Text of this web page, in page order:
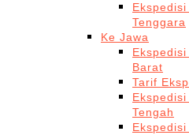
Tenggara
Ke Jawa
Barat
Tarif
Tengah